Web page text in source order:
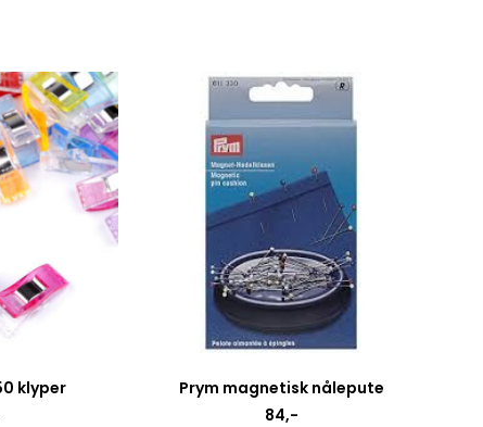
klyper
Prym magnetisk nålepute
84,-